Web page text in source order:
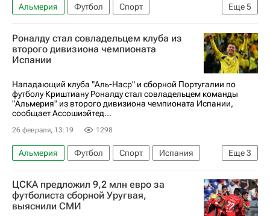
Еще5
Альмерия Футбол
Спорт
Сулейман Камара
Расинг (Сантандер)
Чемпионат Испании по футболу
Вальядолид
Сегунда
Роналду стал совладельцем клуба из
второго дивизиона чемпионата
Испании
Нападающий клуба "Аль-Наср" и сборной Португалии по
футболу Криштиану Роналду стал совладельцем команды
"Альмерия" из второго дивизиона чемпионата Испании,
сообщает Ассошиэйтед...
26 февраля, 13:19 1298
Еще3
Альмерия Футбол Спорт
Испания
Португалия
Криштиану Роналду Аль-Наср
ЦСКА предложил 9,2 млн евро за
футболиста сборной Уругвая,
выяснили СМИ